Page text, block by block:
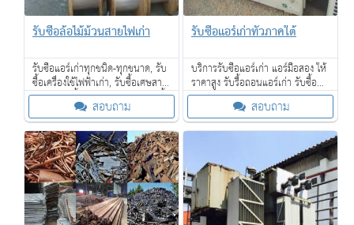
รับซื้อล้อไม้ม้วนสายไฟเก่า
รับซื้อแอร์เก่าทุกชนิด-ทุกขนาด, รับ
ซื้อเครื่องใช้ไฟฟ้าเก่า, รับซื้อเศษสาย
ไฟเก่า, รับซื้อหม้อแปลงไฟฟ้า, รับซื้อ
เฟอร์นิเจอร์ไม้สักเก่าสอบถาม
รับซื้อแอร์เก่าทั่วภาคใต้
บริการรับซื้อแอร์เก่า แอร์มือสอง ให้
ราคาสูง รับรื้อถอนแอร์เก่า รับซื้อ
ของเก่าทุกชนิดจำนวนมาก บริการ
รับซื้อถึงที่ จ่ายเงินสด ให้ราคาดี
สอบถาม